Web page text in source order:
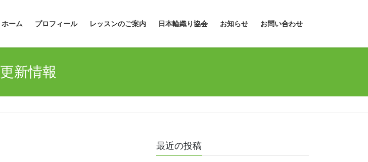
ホーム プロフィール レッスンのご案内 日本輪織り協会 お知らせ お問い合わせ
更新情報
最近の投稿